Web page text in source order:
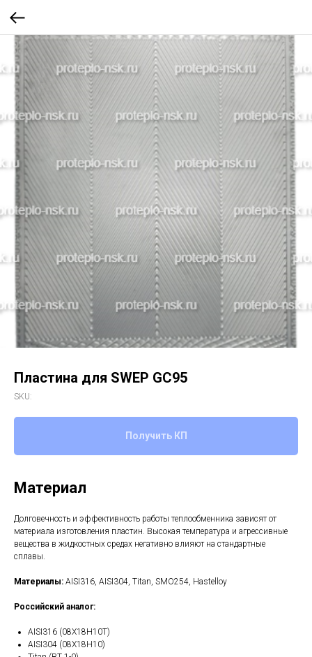
Пластина для SWEP GC95
SKU:
Получить КП
Материал
Долговечность и эффективность работы теплообменника зависят от
материала изготовления пластин. Высокая температура и агрессивные
вещества в жидкостных средах негативно влияют на стандартные
сплавы.
Материалы: AISI316, AISI304, Titan, SMO254, Hastelloy
Российский аналог:
AISI316 (08Х18Н10Т)
AISI304 (08Х18Н10)